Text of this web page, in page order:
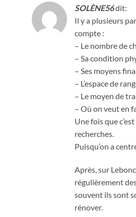
SOLÈNE56dit:
Il y a plusieurs
compte :
– Le nombre de
– Sa condition
– Ses moyens
– L’espace de
– Le moyen de
– Où on veut en
Une fois que
recherches.
Puisqu’on a
Après, sur
régulièrement
souvent ils sont
rénover.